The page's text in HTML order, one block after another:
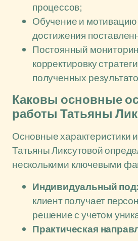
процессов;
Обучение и
достижения
Постоянный
корректировку
полученных
Каковы основные
работы Татьяны
Основные характеристики
Татьяны Ликсутовой
несколькими ключевыми
Индивидуальный
клиент получает
решение с учетом
Практическая